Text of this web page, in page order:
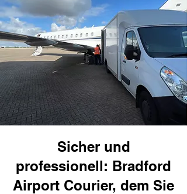
Sicher und
professionell: Bradford
Airport Courier, dem Sie